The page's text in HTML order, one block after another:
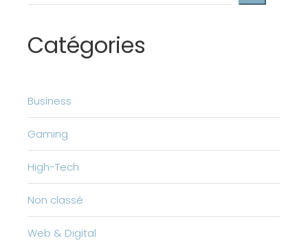
Catégories
Business
Gaming
High-Tech
Non classé
Web & Digital